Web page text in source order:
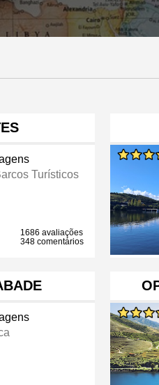
Turísticos
1686 avaliações
348 comentários